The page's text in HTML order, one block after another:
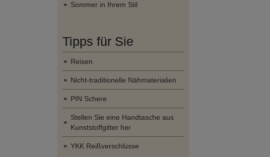
Sommer in Ihrem Stil
Tipps für Sie
Reisen
Nicht-traditionelle Nähmaterialien
PIN Schere
Stellen Sie eine Handtasche aus
Kunststoffgitter her
YKK Reißverschlüsse